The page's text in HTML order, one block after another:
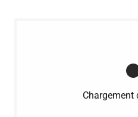
Chargement